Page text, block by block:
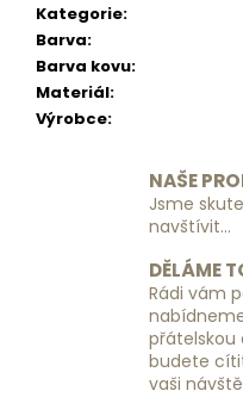
Kategorie:
Barva:
Barva kovu:
Materiál:
Výrobce:
NAŠE
Jsme
navštívit...
DĚLÁME
Rádi vám
přátelskou
budete
vaši
e
m
e